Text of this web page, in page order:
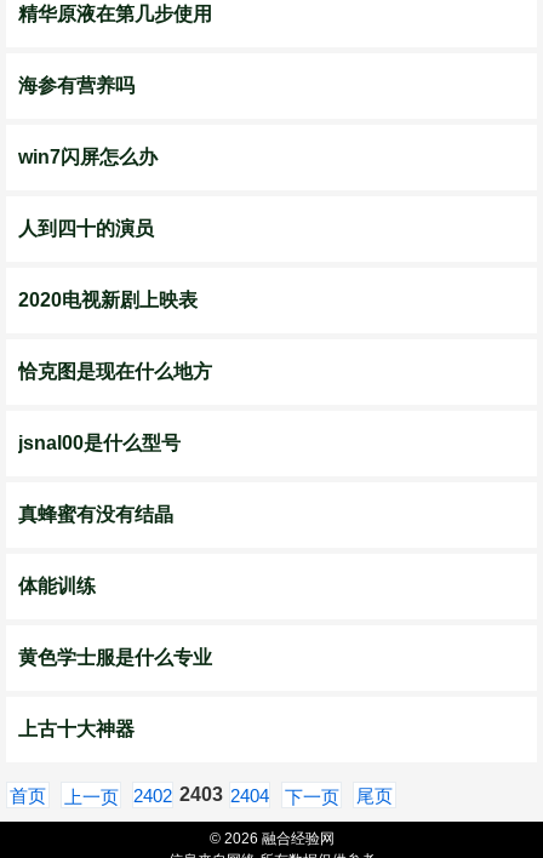
精华原液在第几步使用
海参有营养吗
win7闪屏怎么办
人到四十的演员
2020电视新剧上映表
恰克图是现在什么地方
jsnal00是什么型号
真蜂蜜有没有结晶
体能训练
黄色学士服是什么专业
上古十大神器
首页 上一页 2402 2403 2404 下一页 尾页
© 2026 融合经验网